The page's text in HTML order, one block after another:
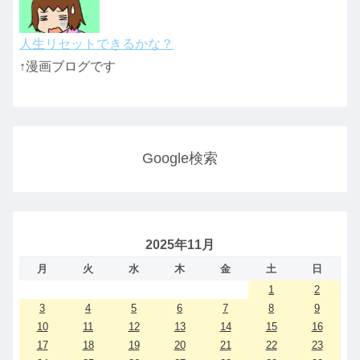
人生リセットできるかな？
↑漫画ブログです
Google検索
2025年11月
月 火 水 木 金 土
日
1
2
3
4 5 6 7 8
9
10
11 12 13 14 15
16
17
18 19 20 21 22
23